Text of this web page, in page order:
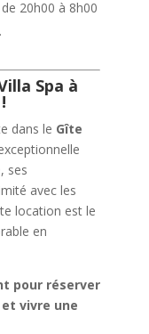
20h00 à 8h00
Spa à
dans le Gîte
ses
avec les
location est le
en
pour réserver
vivre une